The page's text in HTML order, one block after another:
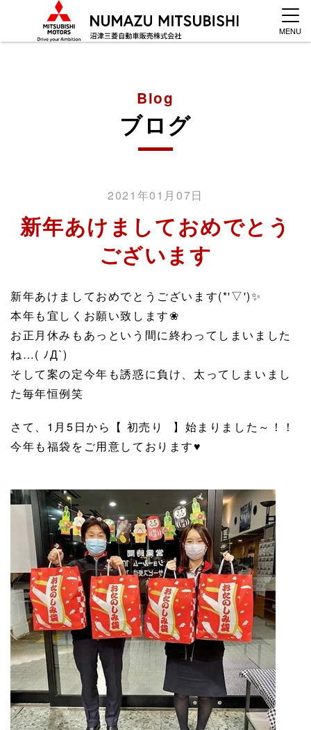
MENU
Blog
ブログ
2021年01月07日
新年あけましておめでとう
ございます
新年あけましておめでとうございます(*'▽')✨
本年も宜しくお願い致します❀
お正月休みもあっという間に終わってしまいました
ね…( ﾉД`)
そして案の定今年も誘惑に負け、太ってしまいまし
た毎年恒例笑
さて、1月5日から【 初売り⠀】始まりました～！！
今年も福袋をご用意しております♥